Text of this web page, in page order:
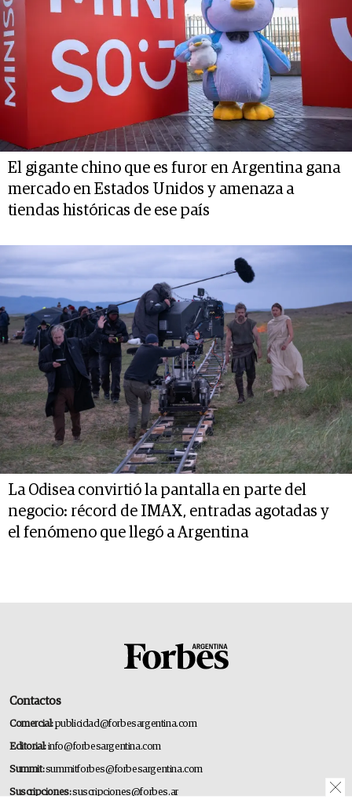
El gigante chino que es furor en Argentina gana
mercado en Estados Unidos y amenaza a
tiendas históricas de ese país
La Odisea convirtió la pantalla en parte del
negocio: récord de IMAX, entradas agotadas y
el fenómeno que llegó a Argentina
Contactos
Comercial:publicidad@forbesargentina.com
Editorial:info@forbesargentina.com
Summit:summitforbes@forbesargentina.com
Suscripciones:suscripciones@forbes.ar